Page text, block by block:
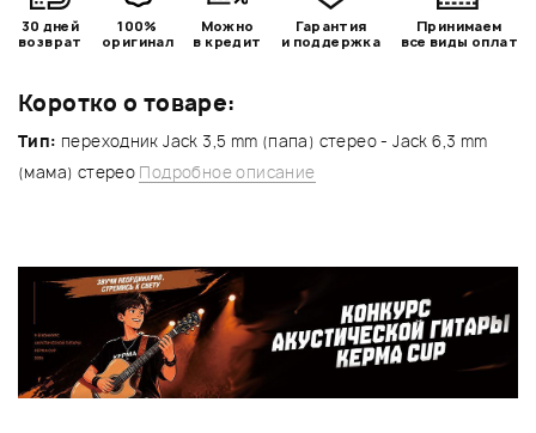
Коротко о товаре:
Тип: переходник Jack 3,5 mm (папа) стерео - Jack 6,3 mm
(мама) стерео Подробное описание
30 дней
возврат
100%
оригинал
Можно
в кредит
Гарантия
и поддержка
Принимаем
все виды оплат